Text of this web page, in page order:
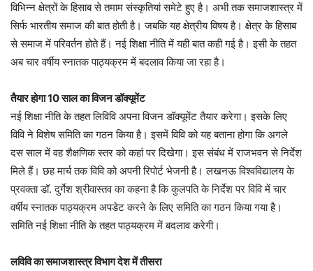
विभिन्न क्षेत्रों के हिसाब से तमाम संस्कृतियां समेटे हुए है। अभी तक समाजशास्त्र में
सिर्फ भारतीय समाज की बात होती है। जबकि यह क्षेत्रीय विषय है। क्षेत्र के हिसाब
से समाज में परिवर्तन होते हैं। नई शिक्षा नीति में यही बात कही गई है। इसी के तहत
अब चार वर्षीय स्नातक पाठ्यक्रम में बदलाव किया जा रहा है।
तैयार होगा 10 साल का विजन डॉक्यूमेंट
नई शिक्षा नीति के तहत लिविवि अपना विजन डॉक्यूमेंट तैयार करेगा। इसके लिए
विवि ने विशेष समिति का गठन किया है। इसमें विवि को यह बताना होगा कि अगले
दस साल में वह शैक्षणिक स्तर को कहां पर दिखेगा। इस संबंध में राजभवन से निर्देश
मिले हैं। छह मार्च तक विवि को अपनी रिपोर्ट भेजनी है। लखनऊ विश्वविद्यालय के
प्रवक्ता डॉ. दुर्गेश श्रीवास्तव का कहना है कि कुलपति के निर्देश पर विवि में चार
वर्षीय स्नातक पाठ्यक्रम अपडेट करने के लिए समिति का गठन किया गया है।
समिति नई शिक्षा नीति के तहत पाठ्यक्रम में बदलाव करेगी।
लविवि का समाजशास्त्र विभाग देश में तीसरा